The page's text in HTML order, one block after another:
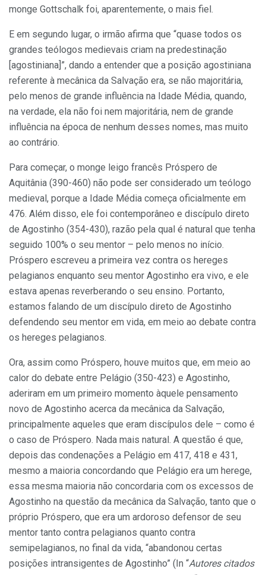
monge Gottschalk foi, aparentemente, o mais fiel.
E em segundo lugar, o irmão afirma que “quase todos os
grandes teólogos medievais criam na predestinação
[agostiniana]”, dando a entender que a posição agostiniana
referente à mecânica da Salvação era, se não majoritária,
pelo menos de grande influência na Idade Média, quando,
na verdade, ela não foi nem majoritária, nem de grande
influência na época de nenhum desses nomes, mas muito
ao contrário.
Para começar, o monge leigo francês Próspero de
Aquitânia (390-460) não pode ser considerado um teólogo
medieval, porque a Idade Média começa oficialmente em
476. Além disso, ele foi contemporâneo e discípulo direto
de Agostinho (354-430), razão pela qual é natural que tenha
seguido 100% o seu mentor – pelo menos no início.
Próspero escreveu a primeira vez contra os hereges
pelagianos enquanto seu mentor Agostinho era vivo, e ele
estava apenas reverberando o seu ensino. Portanto,
estamos falando de um discípulo direto de Agostinho
defendendo seu mentor em vida, em meio ao debate contra
os hereges pelagianos.
Ora, assim como Próspero, houve muitos que, em meio ao
calor do debate entre Pelágio (350-423) e Agostinho,
aderiram em um primeiro momento àquele pensamento
novo de Agostinho acerca da mecânica da Salvação,
principalmente aqueles que eram discípulos dele – como é
o caso de Próspero. Nada mais natural. A questão é que,
depois das condenações a Pelágio em 417, 418 e 431,
mesmo a maioria concordando que Pelágio era um herege,
essa mesma maioria não concordaria com os excessos de
Agostinho na questão da mecânica da Salvação, tanto que o
próprio Próspero, que era um ardoroso defensor de seu
mentor tanto contra pelagianos quanto contra
semipelagianos, no final da vida, “abandonou certas
posições intransigentes de Agostinho” (In “Autores citados